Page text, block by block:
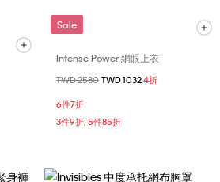
Sale
Intense Power 網眼上衣
價格扣減從
TWD 2580 至
TWD 10324折
6件7折
3件9折; 5件85折